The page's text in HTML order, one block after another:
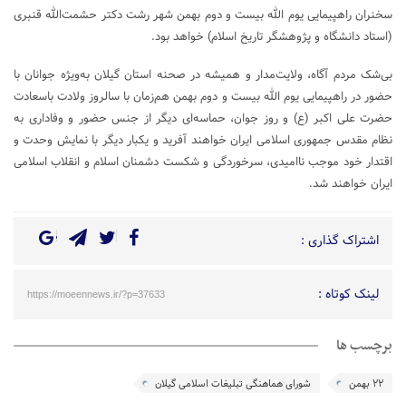
سخنران راهپیمایی یوم الله بیست و دوم بهمن شهر رشت دکتر حشمت‌الله قنبری
(استاد دانشگاه و پژوهشگر تاریخ اسلام) خواهد بود.
بی‌شک مردم آگاه، ولایت‌مدار و همیشه در صحنه استان گیلان به‌ویژه جوانان با
حضور در راهپیمایی یوم الله بیست و دوم بهمن هم‌زمان با سالروز ولادت باسعادت
حضرت علی اکبر (ع) و روز جوان، حماسه‌ای دیگر از جنس حضور و وفاداری به
نظام مقدس جمهوری اسلامی ایران خواهند آفرید و یکبار دیگر با نمایش وحدت و
اقتدار خود موجب ناامیدی، سرخوردگی و شکست دشمنان اسلام و انقلاب اسلامی
ایران خواهند شد.
اشتراک گذاری :
لینک کوتاه : https://moeennews.ir/?p=37633
برچسب ها
۲۲ بهمن شورای هماهنگی تبلیغات اسلامی گیلان